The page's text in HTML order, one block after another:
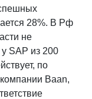
28%. В Рф
не
SAP из 200
по
Вааn,